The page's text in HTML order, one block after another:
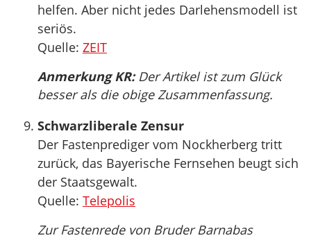
helfen. Aber nicht jedes Darlehensmodell ist
seriös.
Quelle: ZEIT
Anmerkung KR:Der Artikel ist zum Glück
besser als die obige Zusammenfassung.
Schwarzliberale Zensur
Der Fastenprediger vom Nockherberg tritt
zurück, das Bayerische Fernsehen beugt sich
der Staatsgewalt.
Quelle: Telepolis
Zur Fastenrede von Bruder Barnabas